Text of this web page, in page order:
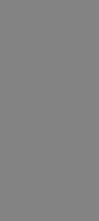
είναι
της
τις
Script.com